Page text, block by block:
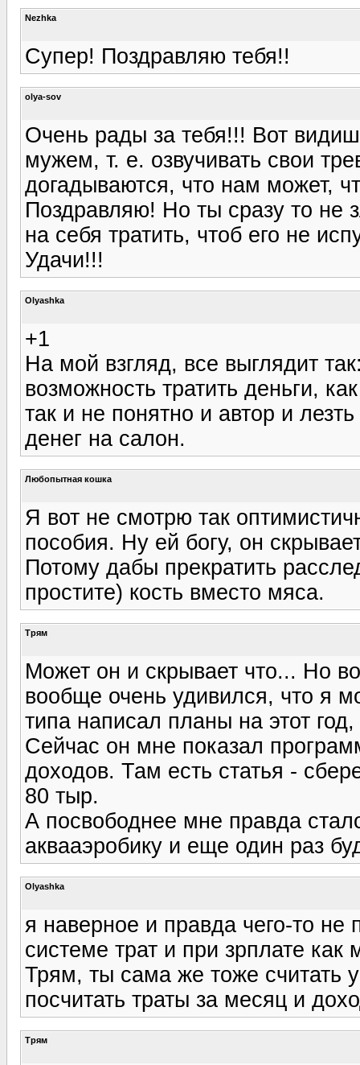
Nezhka
Супер! Поздравляю тебя!!
olya-sov
Очень рады за тебя!!! Вот
мужем, т. е. озвучивать свои
догадываются, что нам может,
Поздравляю! Но ты сразу то не
на себя тратить, чтоб его не
Удачи!!!
Olyashka
+1
На мой взгляд, все выглядит
возможность тратить деньги,
так и не понятно и автор и
денег на салон.
Любопытная кошка
Я вот не смотрю так
пособия. Ну ей богу, он
Потому дабы прекратить
простите) кость вместо мяса.
Трям
Может он и скрывает что... Но
вообще очень удивился, что я
типа написал планы на этот
Сейчас он мне показал
доходов. Там есть статья -
80 тыр.
А посвободнее мне правда
аквааэробику и еще один раз
Olyashka
я наверное и правда чего-то
системе трат и при зрплате
Трям, ты сама же тоже считать
посчитать траты за месяц и
Трям